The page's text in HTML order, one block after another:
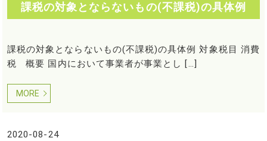
課税の対象とならないもの(不課税)の具体例
課税の対象とならないもの(不課税)の具体例 対象税目 消費
税 概要 国内において事業者が事業とし […]
MORE
2020-08-24